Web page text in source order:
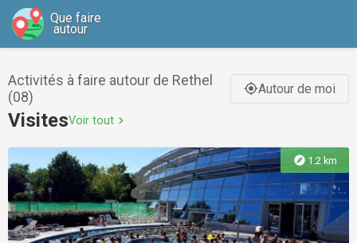
Que faire
autour
Activités à faire autour de Rethel
(08)
gps_fixedAutour de moi
VisitesVoir tout chevron_right
explore 1.2 km